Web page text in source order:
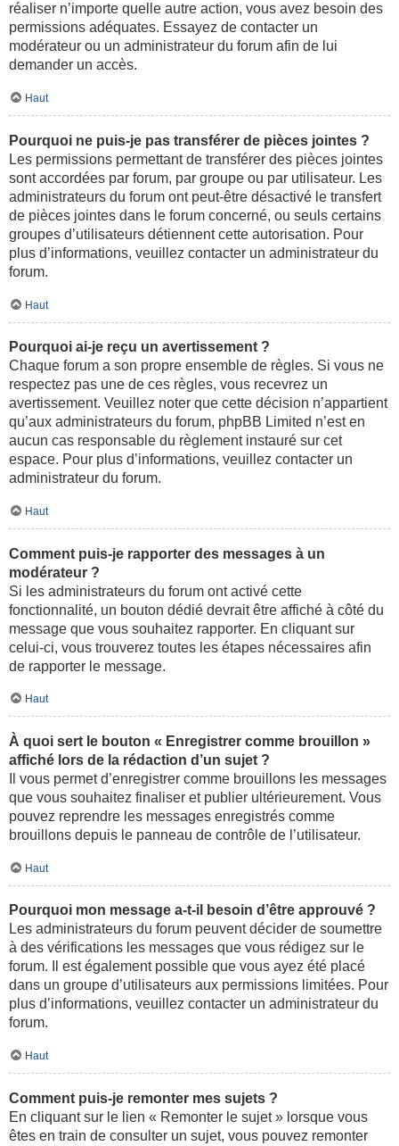
réaliser n’importe quelle autre action, vous avez besoin des
permissions adéquates. Essayez de contacter un
modérateur ou un administrateur du forum afin de lui
demander un accès.
Haut
Pourquoi ne puis-je pas transférer de pièces jointes ?
Les permissions permettant de transférer des pièces jointes
sont accordées par forum, par groupe ou par utilisateur. Les
administrateurs du forum ont peut-être désactivé le transfert
de pièces jointes dans le forum concerné, ou seuls certains
groupes d’utilisateurs détiennent cette autorisation. Pour
plus d’informations, veuillez contacter un administrateur du
forum.
Haut
Pourquoi ai-je reçu un avertissement ?
Chaque forum a son propre ensemble de règles. Si vous ne
respectez pas une de ces règles, vous recevrez un
avertissement. Veuillez noter que cette décision n’appartient
qu’aux administrateurs du forum, phpBB Limited n’est en
aucun cas responsable du règlement instauré sur cet
espace. Pour plus d’informations, veuillez contacter un
administrateur du forum.
Haut
Comment puis-je rapporter des messages à un
modérateur ?
Si les administrateurs du forum ont activé cette
fonctionnalité, un bouton dédié devrait être affiché à côté du
message que vous souhaitez rapporter. En cliquant sur
celui-ci, vous trouverez toutes les étapes nécessaires afin
de rapporter le message.
Haut
À quoi sert le bouton « Enregistrer comme brouillon »
affiché lors de la rédaction d’un sujet ?
Il vous permet d’enregistrer comme brouillons les messages
que vous souhaitez finaliser et publier ultérieurement. Vous
pouvez reprendre les messages enregistrés comme
brouillons depuis le panneau de contrôle de l’utilisateur.
Haut
Pourquoi mon message a-t-il besoin d’être approuvé ?
Les administrateurs du forum peuvent décider de soumettre
à des vérifications les messages que vous rédigez sur le
forum. Il est également possible que vous ayez été placé
dans un groupe d’utilisateurs aux permissions limitées. Pour
plus d’informations, veuillez contacter un administrateur du
forum.
Haut
Comment puis-je remonter mes sujets ?
En cliquant sur le lien « Remonter le sujet » lorsque vous
êtes en train de consulter un sujet, vous pouvez remonter